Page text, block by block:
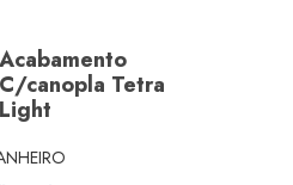
canopla Tetra
Light